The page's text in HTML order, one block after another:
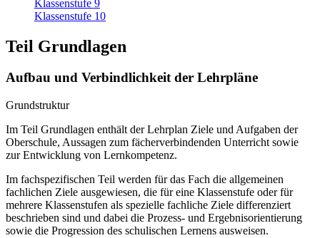
Klassenstufe 9
Klassenstufe 10
Teil Grundlagen
Aufbau und Verbindlichkeit der Lehrpläne
Grundstruktur
Im Teil Grundlagen enthält der Lehrplan Ziele und Aufgaben der
Oberschule, Aussagen zum fächerverbindenden Unterricht sowie
zur Entwicklung von Lernkompetenz.
Im fachspezifischen Teil werden für das Fach die allgemeinen
fachlichen Ziele ausgewiesen, die für eine Klassenstufe oder für
mehrere Klassenstufen als spezielle fachliche Ziele differenziert
beschrieben sind und dabei die Prozess- und Ergebnisorientierung
sowie die Progression des schulischen Lernens ausweisen.